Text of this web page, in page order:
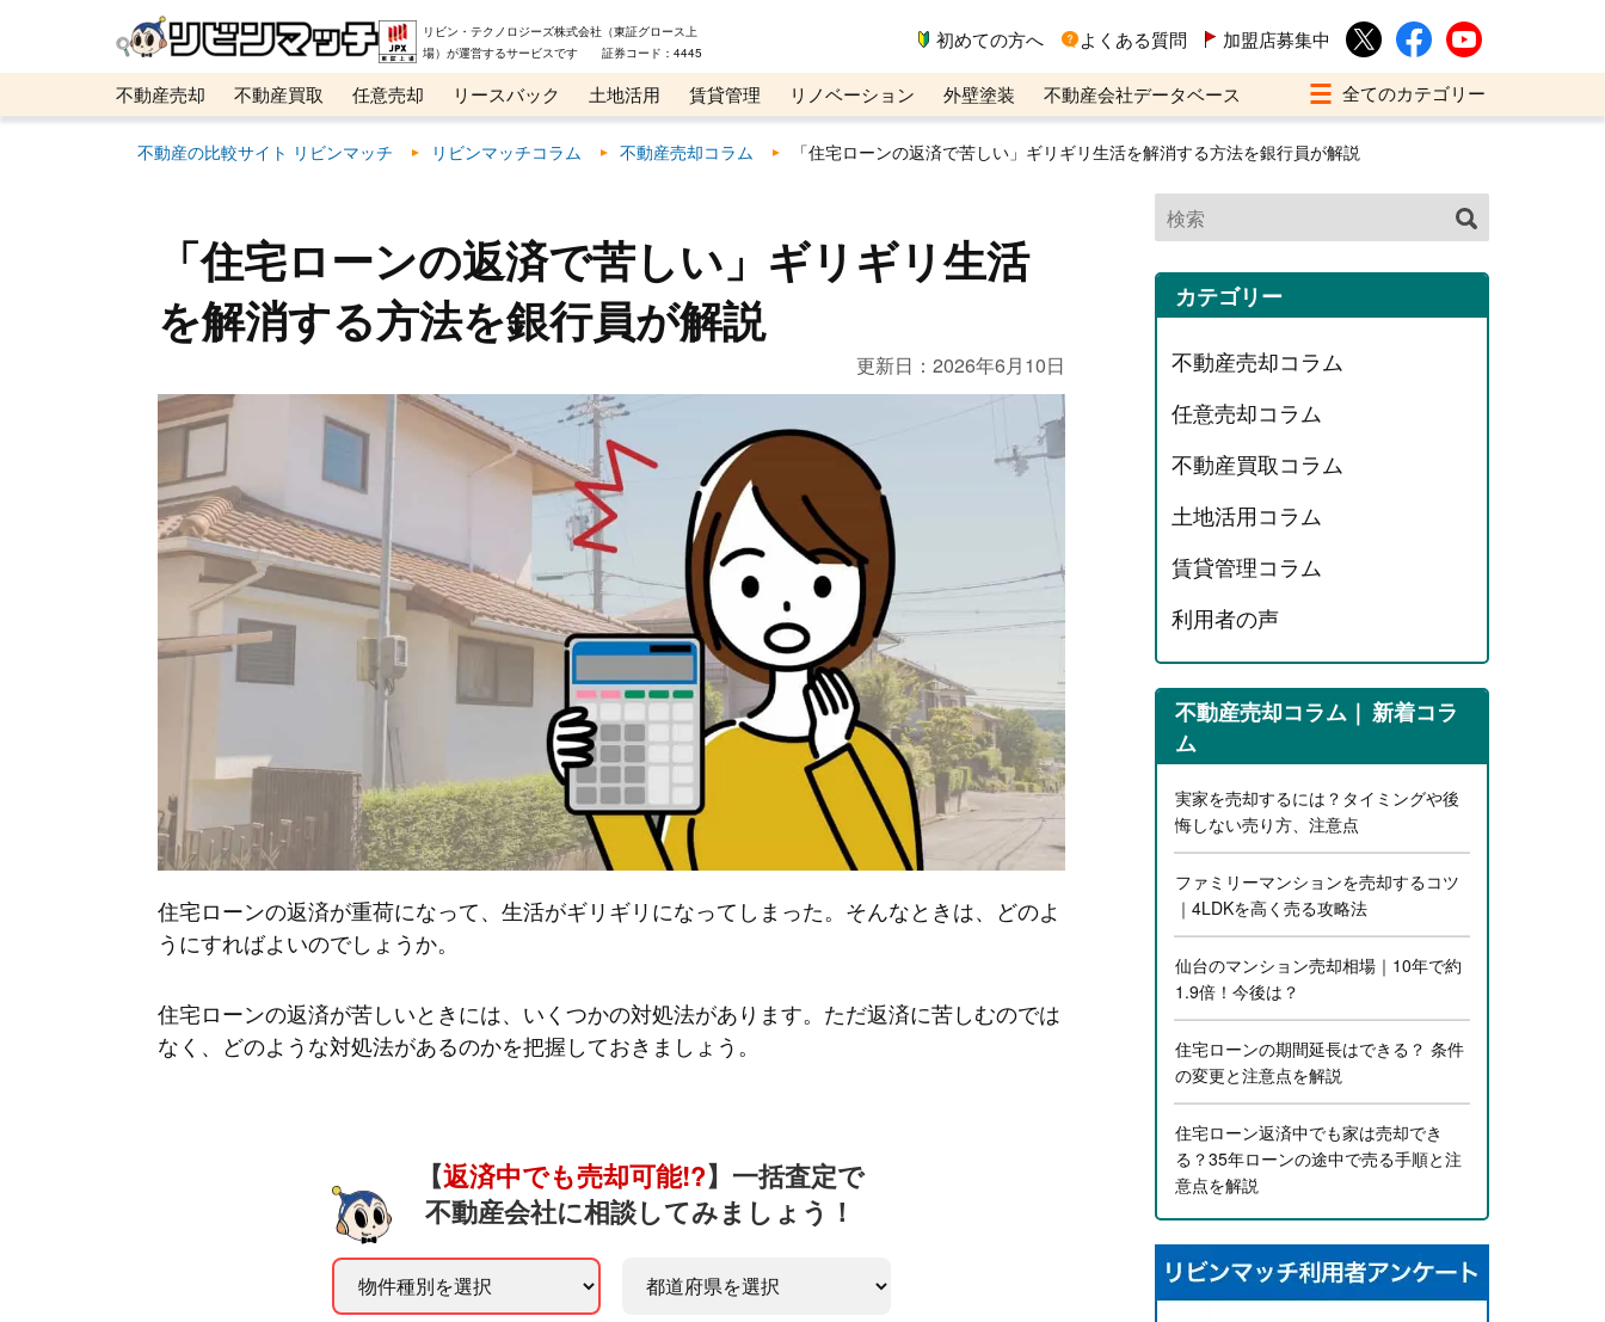
リビン・テクノロジーズ株式会社（東証グロース上
場）が運営するサービスです 証券コード：4445
初めての方へ よくある質問 加盟店募集中
不動産売却 不動産買取 任意売却 リースバック 土地活用 賃貸管理 リノベーション 外壁塗装
不動産会社データベース
メタ住宅展示場
ベスト不動産カンパニー オンライン講座 リビンマガジンBiz
不動産の比較サイト リビンマッチ リビンマッチコラム 不動産売却コラム 「住宅ローンの返済で苦しい」ギリギリ生活を解消する方法を銀行員が解説
「住宅ローンの返済で苦しい」ギリギリ生活
を解消する方法を銀行員が解説
更新日： 2026年6月10日
住宅ローンの返済が重荷になって、生活がギリギリになってしまった。そんなときは、どのよ
うにすればよいのでしょうか。
住宅ローンの返済が苦しいときには、いくつかの対処法があります。ただ返済に苦しむのでは
なく、どのような対処法があるのかを把握しておきましょう。
【返済中でも売却可能!?】一括査定で
不動産会社に相談してみましょう！
カテゴリー
不動産売却コラム
任意売却コラム
不動産買取コラム
土地活用コラム
賃貸管理コラム
利用者の声
不動産売却コラム
新着コラ
ム
実家を売却するには？タイミングや後
悔しない売り方、注意点
ファミリーマンションを売却するコツ
｜4LDKを高く売る攻略法
仙台のマンション売却相場｜10年で約
1.9倍！今後は？
住宅ローンの期間延長はできる？ 条件
の変更と注意点を解説
住宅ローン返済中でも家は売却でき
る？35年ローンの途中で売る手順と注
意点を解説